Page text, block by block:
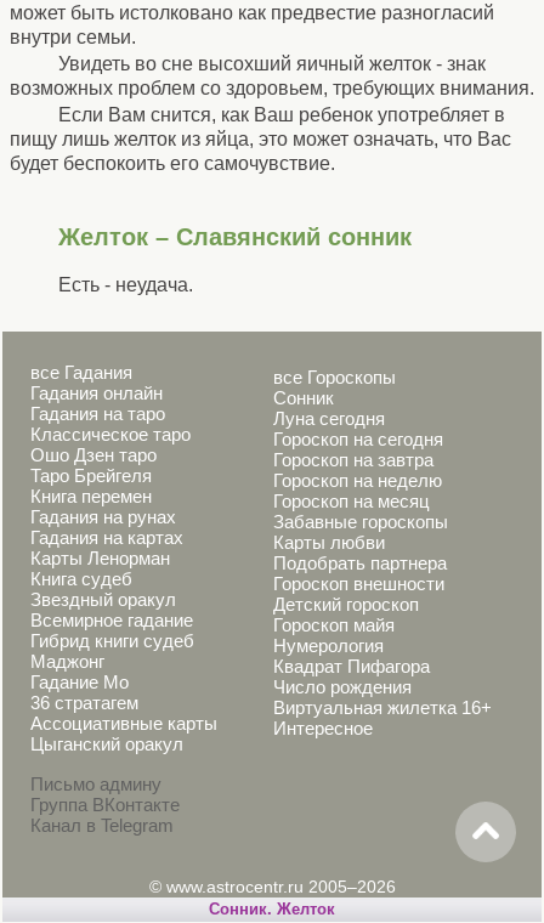
может быть истолковано как предвестие разногласий
внутри семьи.
Увидеть во сне высохший яичный желток - знак
возможных проблем со здоровьем, требующих внимания.
Если Вам снится, как Ваш ребенок употребляет в
пищу лишь желток из яйца, это может означать, что Вас
будет беспокоить его самочувствие.
Желток – Славянский сонник
Есть - неудача.
все Гадания
Гадания онлайн
Гадания на таро
Классическое таро
Ошо Дзен таро
Таро Брейгеля
Книга перемен
Гадания на рунах
Гадания на картах
Карты Ленорман
Книга судеб
Звездный оракул
Всемирное гадание
Гибрид книги судеб
Маджонг
Гадание Мо
36 стратагем
Ассоциативные карты
Цыганский оракул
Письмо админу
Группа ВКонтакте
Канал в Telegram
все Гороскопы
Сонник
Луна сегодня
Гороскоп на сегодня
Гороскоп на завтра
Гороскоп на неделю
Гороскоп на месяц
Забавные гороскопы
Карты любви
Подобрать партнера
Гороскоп внешности
Детский гороскоп
Гороскоп майя
Нумерология
Квадрат Пифагора
Число рождения
Виртуальная жилетка 16+
Интересное
© www.astrocentr.ru 2005–2026
Cонник. Желток